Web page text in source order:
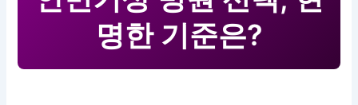
명한 기준은?